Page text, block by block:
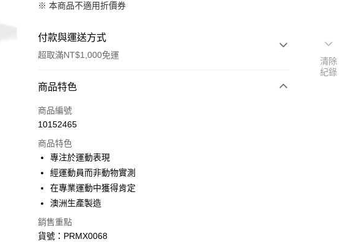
※ 本商品不適用折價券
付款與運送方式
超取滿NT$1,000免運
付款方式
信用卡一次付款
Apple Pay
街口支付
悠遊付
Google Pay
商品特色
商品編號
10152465
商品特色
專注於運動表現
經運動員而非動物實測
在專業運動中獲得肯定
澳洲生產製造
銷售重點
貨號：PRMX0068
清除
紀錄